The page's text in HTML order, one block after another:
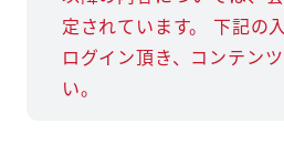
定されています。
下記の
ログイン頂き、コンテン
い。